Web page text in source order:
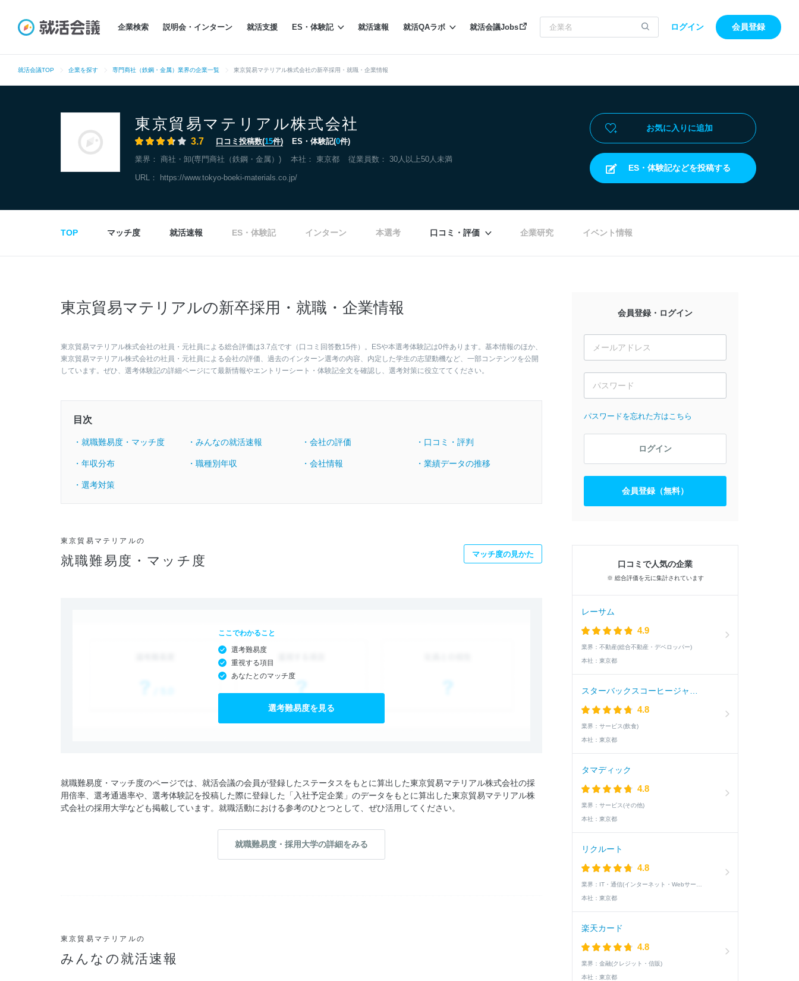
企業検索 説明会・インターン 就活支援 ES・体験記 就活速報 就活QAラボ 就活会議Jobs ログイン 会員登録
就活会議TOP 企業を探す 専門商社（鉄鋼・金属）業界の企業一覧 東京貿易マテリアル株式会社の新卒採用・就職・企業情報
東京貿易マテリアル株式会社
3.7 口コミ投稿数(15件) ES・体験記(0件)
業界： 商社・卸(専門商社（鉄鋼・金属）) 本社： 東京都 従業員数： 30人以上50人未満
URL： https://www.tokyo-boeki-materials.co.jp/
お気に入りに追加
ES・体験記などを投稿する
TOP マッチ度 就活速報 ES・体験記 インターン 本選考 口コミ・評価 企業研究 イベント情報
東京貿易マテリアルの新卒採用・就職・企業情報
東京貿易マテリアル株式会社の社員・元社員による総合評価は3.7点です（口コミ回答数15件）。ESや本選考体験記は0件あります。基本情報のほか、
東京貿易マテリアル株式会社の社員・元社員による会社の評価、過去のインターン選考の内容、内定した学生の志望動機など、一部コンテンツを公開
しています。ぜひ、選考体験記の詳細ページにて最新情報やエントリーシート・体験記全文を確認し、選考対策に役立ててください。
目次
・就職難易度・マッチ度 ・みんなの就活速報 ・会社の評価 ・口コミ・評判
・年収分布 ・職種別年収 ・会社情報 ・業績データの推移
・選考対策
東京貿易マテリアルの
就職難易度・マッチ度 マッチ度の見かた
ここでわかること
選考難易度
重視する項目
あなたとのマッチ度
選考難易度を見る
就職難易度・マッチ度のページでは、就活会議の会員が登録したステータスをもとに算出した東京貿易マテリアル株式会社の採
用倍率、選考通過率や、選考体験記を投稿した際に登録した「入社予定企業」のデータをもとに算出した東京貿易マテリアル株
式会社の採用大学なども掲載しています。就職活動における参考のひとつとして、ぜひ活用してください。
就職難易度・採用大学の詳細をみる
東京貿易マテリアルの
みんなの就活速報
会員登録・ログイン
パスワードを忘れた方はこちら
ログイン
会員登録（無料）
口コミで人気の企業
※ 総合評価を元に集計されています
レーサム
4.9
業界： 不動産(総合不動産・デベロッパー)
本社： 東京都
4.8
業界： サービス(飲食)
本社： 東京都
タマディック
4.8
業界： サービス(その他)
本社： 東京都
リクルート
4.8
業界：
本社： 東京都
楽天カード
4.8
業界： 金融(クレジット・信販)
本社： 東京都